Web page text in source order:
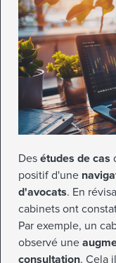
Des études de cas
positif d'une
d'avocats. En
cabinets ont
Par exemple, un
observé une
consultation. Cela